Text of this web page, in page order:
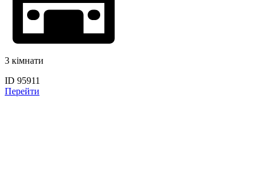
3 кімнати
ID 95911
Перейти